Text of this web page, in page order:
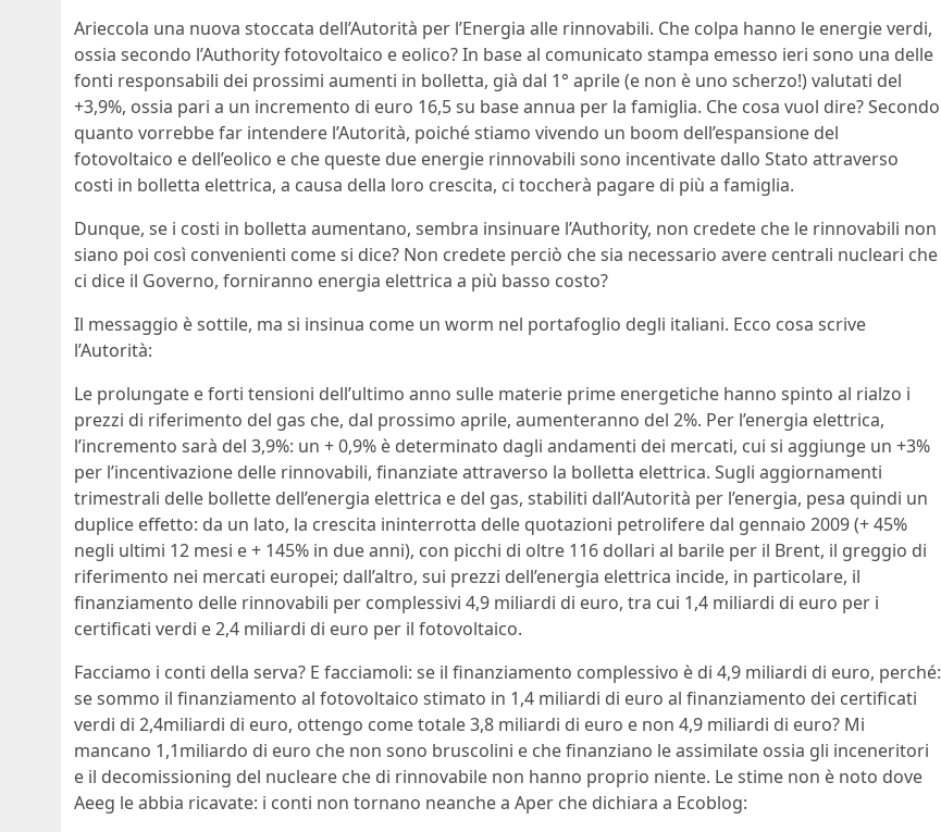
Arieccola una nuova stoccata dell’Autorità per l’Energia alle rinnovabili. Che colpa hanno le energie verdi,
ossia secondo l’Authority fotovoltaico e eolico? In base al comunicato stampa emesso ieri sono una delle
fonti responsabili dei prossimi aumenti in bolletta, già dal 1° aprile (e non è uno scherzo!) valutati del
+3,9%, ossia pari a un incremento di euro 16,5 su base annua per la famiglia. Che cosa vuol dire? Secondo
quanto vorrebbe far intendere l’Autorità, poiché stiamo vivendo un boom dell’espansione del
fotovoltaico e dell’eolico e che queste due energie rinnovabili sono incentivate dallo Stato attraverso
costi in bolletta elettrica, a causa della loro crescita, ci toccherà pagare di più a famiglia.
Dunque, se i costi in bolletta aumentano, sembra insinuare l’Authority, non credete che le rinnovabili non
siano poi così convenienti come si dice? Non credete perciò che sia necessario avere centrali nucleari che
ci dice il Governo, forniranno energia elettrica a più basso costo?
Il messaggio è sottile, ma si insinua come un worm nel portafoglio degli italiani. Ecco cosa scrive
l’Autorità:
Le prolungate e forti tensioni dell’ultimo anno sulle materie prime energetiche hanno spinto al rialzo i
prezzi di riferimento del gas che, dal prossimo aprile, aumenteranno del 2%. Per l’energia elettrica,
l’incremento sarà del 3,9%: un + 0,9% è determinato dagli andamenti dei mercati, cui si aggiunge un +3%
per l’incentivazione delle rinnovabili, finanziate attraverso la bolletta elettrica. Sugli aggiornamenti
trimestrali delle bollette dell’energia elettrica e del gas, stabiliti dall’Autorità per l’energia, pesa quindi un
duplice effetto: da un lato, la crescita ininterrotta delle quotazioni petrolifere dal gennaio 2009 (+ 45%
negli ultimi 12 mesi e + 145% in due anni), con picchi di oltre 116 dollari al barile per il Brent, il greggio di
riferimento nei mercati europei; dall’altro, sui prezzi dell’energia elettrica incide, in particolare, il
finanziamento delle rinnovabili per complessivi 4,9 miliardi di euro, tra cui 1,4 miliardi di euro per i
certificati verdi e 2,4 miliardi di euro per il fotovoltaico.
Facciamo i conti della serva? E facciamoli: se il finanziamento complessivo è di 4,9 miliardi di euro, perché:
se sommo il finanziamento al fotovoltaico stimato in 1,4 miliardi di euro al finanziamento dei certificati
verdi di 2,4miliardi di euro, ottengo come totale 3,8 miliardi di euro e non 4,9 miliardi di euro? Mi
mancano 1,1miliardo di euro che non sono bruscolini e che finanziano le assimilate ossia gli inceneritori
e il decomissioning del nucleare che di rinnovabile non hanno proprio niente. Le stime non è noto dove
Aeeg le abbia ricavate: i conti non tornano neanche a Aper che dichiara a Ecoblog: